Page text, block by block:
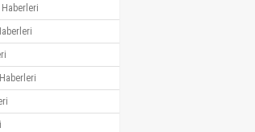
Haberleri